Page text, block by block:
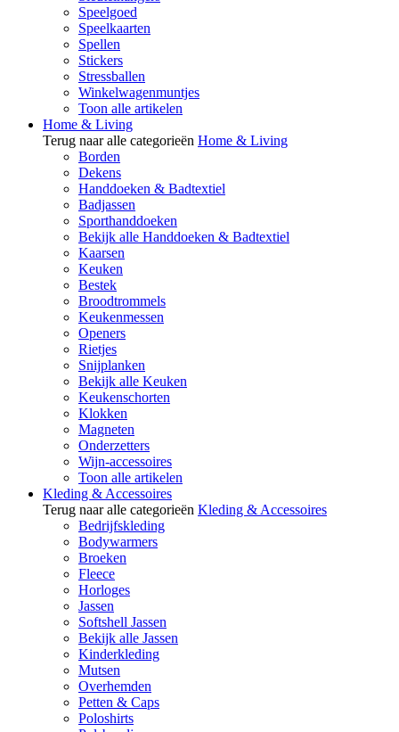
Speelgoed
Speelkaarten
Spellen
Stickers
Stressballen
Winkelwagenmuntjes
Toon alle artikelen
Home & Living
Terug naar alle categorieën Home & Living
Borden
Dekens
Handdoeken & Badtextiel
Badjassen
Sporthanddoeken
Bekijk alle Handdoeken & Badtextiel
Kaarsen
Keuken
Bestek
Broodtrommels
Keukenmessen
Openers
Rietjes
Snijplanken
Bekijk alle Keuken
Keukenschorten
Klokken
Magneten
Onderzetters
Wijn-accessoires
Toon alle artikelen
Kleding & Accessoires
Terug naar alle categorieën Kleding & Accessoires
Bedrijfskleding
Bodywarmers
Broeken
Fleece
Horloges
Jassen
Softshell Jassen
Bekijk alle Jassen
Kinderkleding
Mutsen
Overhemden
Petten & Caps
Poloshirts